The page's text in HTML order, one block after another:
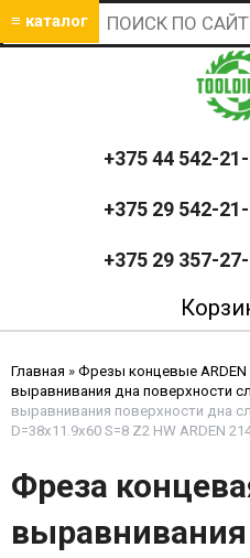
≡ каталог
+375 44 542-
+375 29 542-
+375 29 357-
Главная » Фрезы концевые ARDEN
выравнивания дна поверхности
выравнивания поверхности дна
D=38x11.9x60 S=8 Z2 HW ARDEN
Фреза